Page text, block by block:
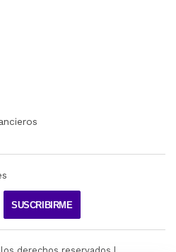
SUSCRIBIRME